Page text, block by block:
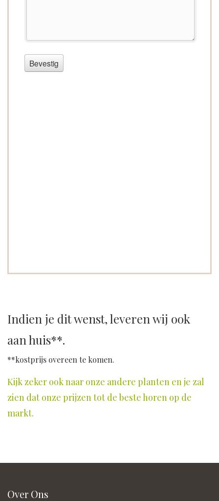
Indien je dit wenst, leveren wij ook
aan huis**.
**kostprijs overeen te komen.
Kijk zeker ook naar onze andere planten en je zal
zien dat onze prijzen tot de beste horen op de
markt.
Over Ons